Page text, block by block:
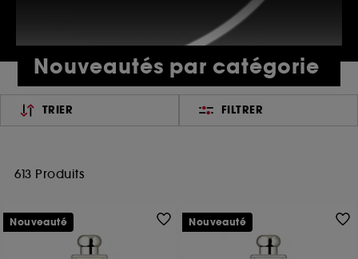
Nouveautés par catégorie
TRIER FILTRER
613 Produits
Nouveauté Nouveauté